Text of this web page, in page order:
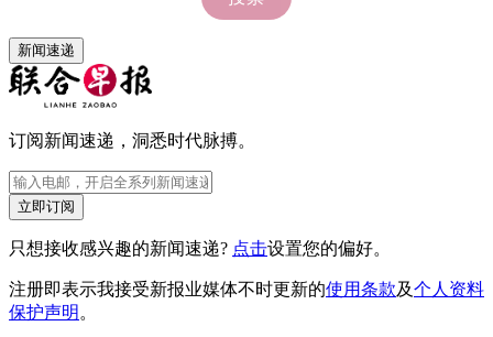
新闻速递
订阅新闻速递，洞悉时代脉搏。
立即订阅
只想接收感兴趣的新闻速递? 点击设置您的偏好。
注册即表示我接受新报业媒体不时更新的使用条款及个人资料
保护声明 。